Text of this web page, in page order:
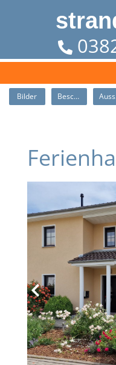
Bilder Beschreibung
‹